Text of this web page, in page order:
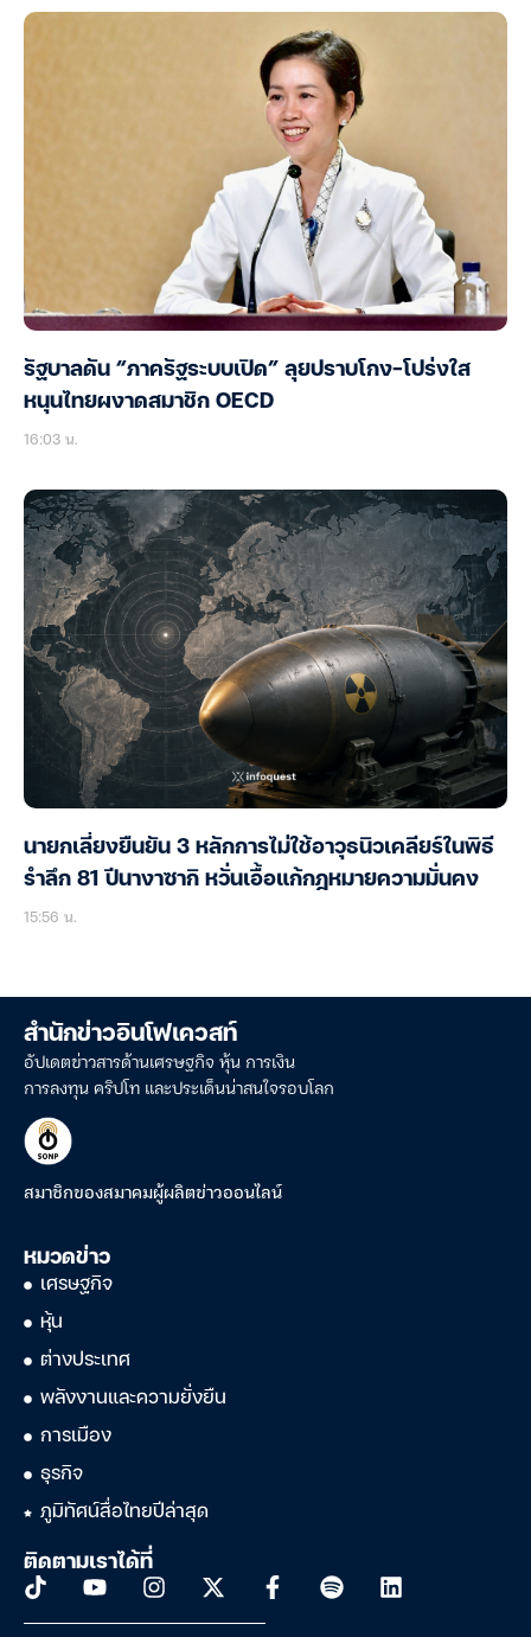
รัฐบาลดัน “ภาครัฐระบบเปิด” ลุยปราบโกง-โปร่งใส
หนุนไทยผงาดสมาชิก OECD
16:03 น.
นายกเลี่ยงยืนยัน 3 หลักการไม่ใช้อาวุธนิวเคลียร์ในพิธี
รำลึก 81 ปีนางาซากิ หวั่นเอื้อแก้กฎหมายความมั่นคง
15:56 น.
สำนักข่าวอินโฟเควสท์
อัปเดตข่าวสารด้านเศรษฐกิจ หุ้น การเงิน
การลงทุน คริปโท และประเด็นน่าสนใจรอบโลก
สมาชิกของสมาคมผู้ผลิตข่าวออนไลน์
หมวดข่าว
เศรษฐกิจ
หุ้น
ต่างประเทศ
พลังงานและความยั่งยืน
การเมือง
ธุรกิจ
ภูมิทัศน์สื่อไทยปีล่าสุด
ติดตามเราได้ที่